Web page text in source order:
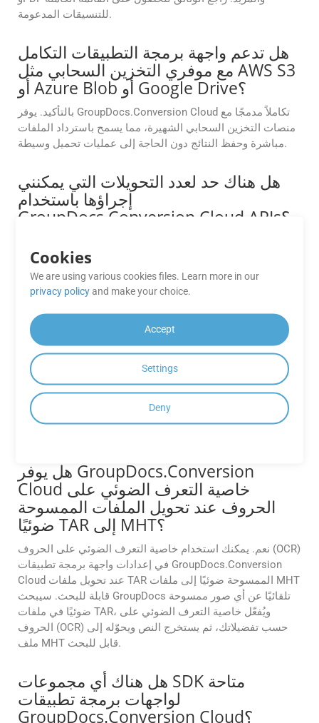
للتنسيقات المدعومة.
هل تدعم واجهة برمجة التطبيقات التكامل
مع موفري التخزين السحابي مثل AWS S3
أو Azure Blob أو Google Drive؟
بالتأكيد. يوفر GroupDocs.Conversion Cloud تكاملاً مدمجًا مع
منصات التخزين السحابي الشهيرة، مما يسمح باسترداد الملفات
مباشرة وحفظ النتائج دون الحاجة إلى عمليات تحميل وسيطة.
هل هناك حد لعدد التحويلات التي يمكنني
إجراؤها باستخدام
GroupDocs.Conversion Cloud APIs؟
حدود تحويل مرنة بناءً على خطة الاشتراك الخاصة بك. اتصل بدعم
GroupDocs للحصول على مزيد من المعلومات حول حدود
التحويل.
هل يمكنني تخصيص تنسيقات الإخراج (على
سبيل المثال، ضبط جودة الصورة، أو ضغط
PDF، أو نطاقات الصفحات)؟
نعم، توفر واجهات برمجة التطبيقات خيارات تخصيص متقدمة،
مثل ضبط جودة الصورة لملفات PDF، وتحديد نطاقات الصفحات
للتحويل، وضبط مستويات الضغط. راجع الوثائق للحصول على
هل يوفر GroupDocs.Conversion
Cloud خاصية التعرف الضوئي على
الحروف عند تحويل الملفات الممسوحة
ضوئيًا TAR إلى MHT؟
نعم. يمكنك استخدام خاصية التعرف الضوئي على الحروف (OCR)
في إعدادات واجهة برمجة تطبيقات GroupDocs.Conversion
Cloud عند تحويل ملفات TAR الممسوحة ضوئيًا إلى ملفات MHT
قابلة للبحث. سيبحث GroupDocs تلقائيًا عن أي صور ممسوحة
ضوئيًا في ملفات TAR، ويُفعّل خاصية التعرف الضوئي على
الحروف (OCR) حسب تفضيلاتك، ثم يستخرج النص ويحوّله إلى
ملف MHT قابل للبحث.
هل هناك أي مجموعات SDK متاحة
لواجهات برمجة تطبيقات
GroupDocs.Conversion Cloud؟
Cookies
We are using various cookies files. Learn more in our
privacy policyand make your choice.
Accept
Settings
Deny